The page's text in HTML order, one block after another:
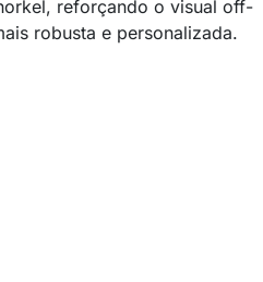
reforçando o visual off-
robusta e personalizada.